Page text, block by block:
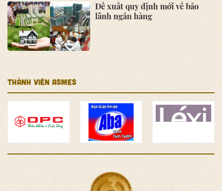
Đề xuất quy định mới về bảo
lãnh ngân hàng
THÀNH VIÊN ASMES